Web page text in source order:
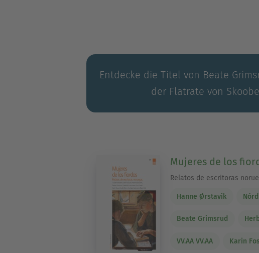
Entdecke die Titel von Beate
der Flatrate von
Mujeres de los
Relatos de escritoras
Hanne Ørstavik
Beate Grimsrud
VV.AA VV.AA Karin